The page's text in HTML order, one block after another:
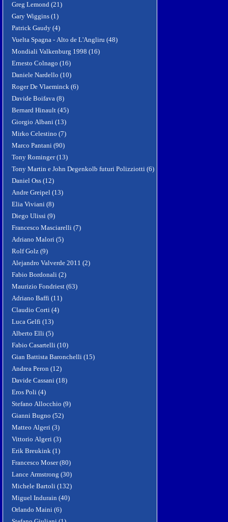
Greg Lemond (21)
Gary Wiggins (1)
Patrick Gaudy (4)
Vuelta Spagna - Alto de L'Angliru (48)
Mondiali Valkenburg 1998 (16)
Ernesto Colnago (16)
Daniele Nardello (10)
Roger De Vlaeminck (6)
Davide Boifava (8)
Bernard Hinault (45)
Giorgio Albani (13)
Mirko Celestino (7)
Marco Pantani (90)
Tony Rominger (13)
Tony Martin e John Degenkolb futuri Polizziotti (6)
Daniel Oss (12)
Andre Greipel (13)
Elia Viviani (8)
Diego Ulissi (9)
Francesco Masciarelli (7)
Adriano Malori (5)
Rolf Golz (9)
Alejandro Valverde 2011 (2)
Fabio Bordonali (2)
Maurizio Fondriest (63)
Adriano Baffi (11)
Claudio Corti (4)
Luca Gelfi (13)
Alberto Elli (5)
Fabio Casartelli (10)
Gian Battista Baronchelli (15)
Andrea Peron (12)
Davide Cassani (18)
Eros Poli (4)
Stefano Allocchio (9)
Gianni Bugno (52)
Matteo Algeri (3)
Vittorio Algeri (3)
Erik Breukink (1)
Francesco Moser (80)
Lance Armstrong (30)
Michele Bartoli (132)
Miguel Indurain (40)
Orlando Maini (6)